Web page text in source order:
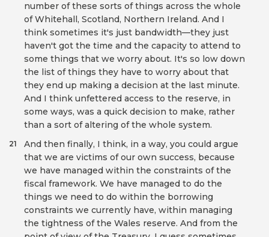
number of these sorts of things across the whole
of Whitehall, Scotland, Northern Ireland. And I
think sometimes it's just bandwidth—they just
haven't got the time and the capacity to attend to
some things that we worry about. It's so low down
the list of things they have to worry about that
they end up making a decision at the last minute.
And I think unfettered access to the reserve, in
some ways, was a quick decision to make, rather
than a sort of altering of the whole system.
And then finally, I think, in a way, you could argue
that we are victims of our own success, because
we have managed within the constraints of the
fiscal framework. We have managed to do the
things we need to do within the borrowing
constraints we currently have, within managing
the tightness of the Wales reserve. And from the
21